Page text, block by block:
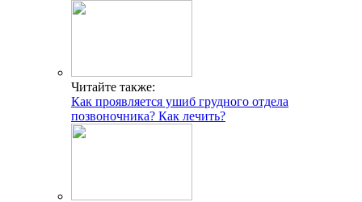
Читайте также:
Как проявляется ушиб грудного отдела
позвоночника? Как лечить?